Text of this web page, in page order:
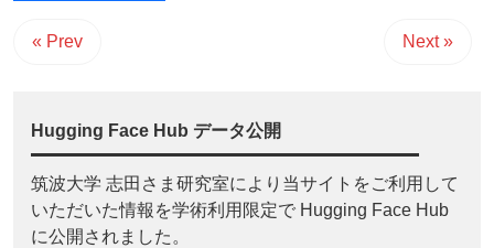
« Prev Next »
Hugging Face Hub データ公開
筑波大学 志田さま研究室により当サイトをご利用して
いただいた情報を学術利用限定で Hugging Face Hub
に公開されました。